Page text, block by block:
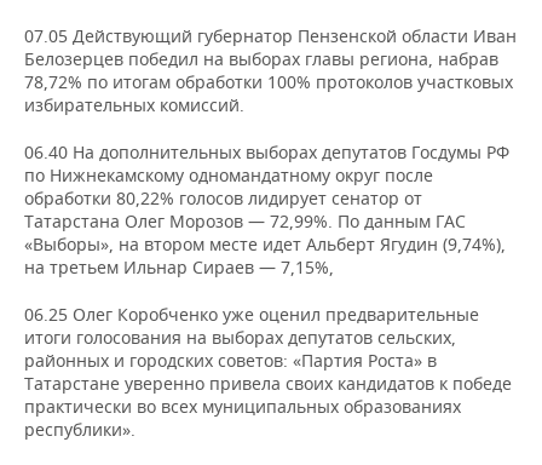
07.05 Действующий губернатор Пензенской области Иван
Белозерцев победил на выборах главы региона, набрав
78,72% по итогам обработки 100% протоколов участковых
избирательных комиссий.
06.40 На дополнительных выборах депутатов Госдумы РФ
по Нижнекамскому одномандатному округ после
обработки 80,22% голосов лидирует сенатор от
Татарстана Олег Морозов — 72,99%. По данным ГАС
«Выборы», на втором месте идет Альберт Ягудин (9,74%),
на третьем Ильнар Сираев — 7,15%,
06.25 Олег Коробченко уже оценил предварительные
итоги голосования на выборах депутатов сельских,
районных и городских советов: «Партия Роста» в
Татарстане уверенно привела своих кандидатов к победе
практически во всех муниципальных образованиях
республики».